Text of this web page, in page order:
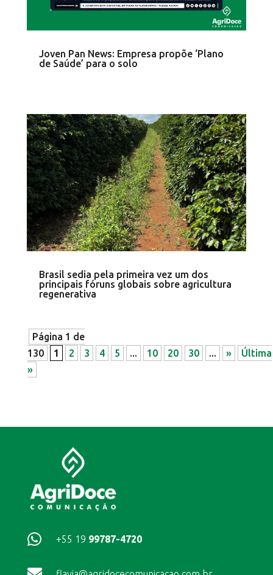
Joven Pan News: Empresa propõe ‘Plano
de Saúde’ para o solo
Brasil sedia pela primeira vez um dos
principais fóruns globais sobre agricultura
regenerativa
Página 1 de
130
1 2 3 4 5 ... 10 20 30 ... »
Última
»
 +55 19 99787-4720